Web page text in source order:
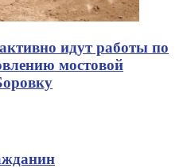
идут работы по
мостовой